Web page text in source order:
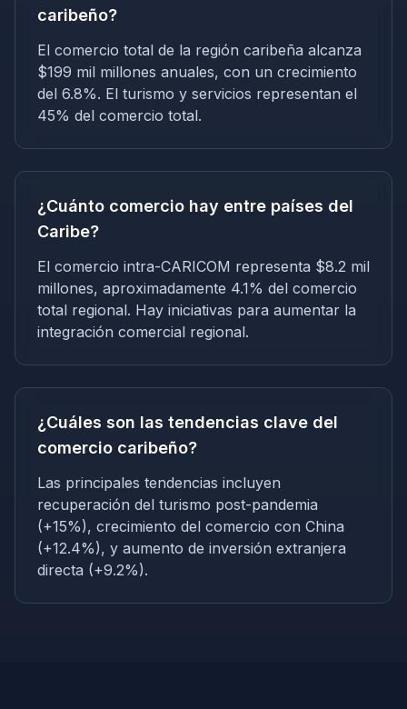
caribeño?
El comercio total de la región caribeña alcanza
$199 mil millones anuales, con un crecimiento
del 6.8%. El turismo y servicios representan el
45% del comercio total.
¿Cuánto comercio hay entre países del
Caribe?
El comercio intra-CARICOM representa $8.2 mil
millones, aproximadamente 4.1% del comercio
total regional. Hay iniciativas para aumentar la
integración comercial regional.
¿Cuáles son las tendencias clave del
comercio caribeño?
Las principales tendencias incluyen
recuperación del turismo post-pandemia
(+15%), crecimiento del comercio con China
(+12.4%), y aumento de inversión extranjera
directa (+9.2%).